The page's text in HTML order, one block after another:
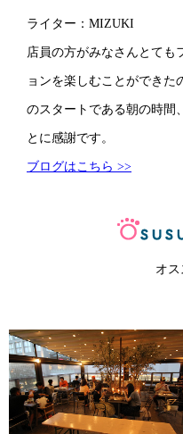
ライター：MIZUKI
店員の方がみなさんとても
ョンを楽しむことができた
のスタートである朝の時間
とに感謝です。
ブログはこちら >>
オ